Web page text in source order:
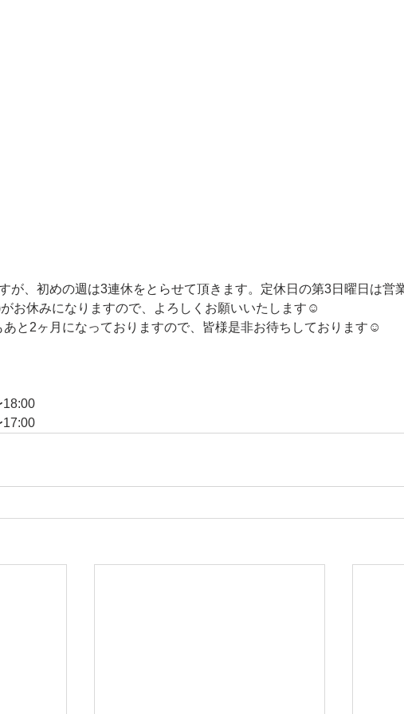
が、初めの週は3連休をとらせて頂きます。定休日の第3日曜日は営
お休みになりますので、よろしくお願いいたします☺︎
あと2ヶ月になっておりますので、皆様是非お待ちしております☺︎
18:00
17:00